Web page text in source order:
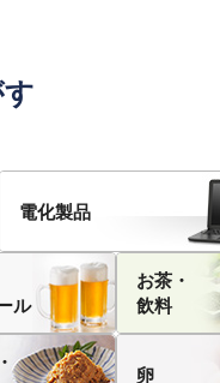
電化製品
ル
お茶・
飲料
卵